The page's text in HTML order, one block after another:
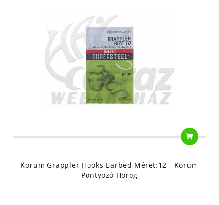
Korum Grappler Hooks Barbed Méret:12 - Korum
Pontyozó Horog